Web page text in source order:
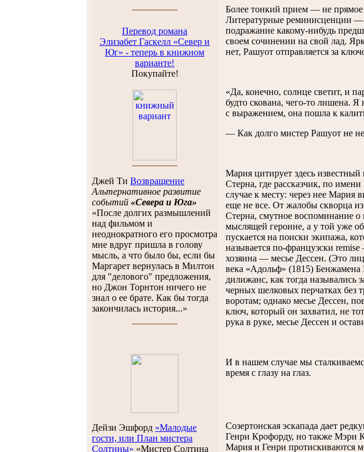
Перевод романа
Элизабет Гаскелл «Север и
Юг» - теперь в книжном
варианте!
Покупайте!
Джей Ти Возвращение
Альтернативное развитие
событий «Севера и Юга»
«После долгих размышлений
над фильмом и
неоднократного его просмотра
мне вдруг пришла в голову
мысль, а что было бы, если бы
Маргарет вернулась в Милтон
для "делового" предложения,
но Джон Торнтон ничего не
знал о ее брате. Как бы тогда
закончилась история...»
Дейзи Эшфорд «Малодые
гости, или План мистера
Солтины» «Мистер Солтина
Более тонкий прием — не прямое
Литературные реминисценции —
подражание какому-нибудь
своем сочинении на свой лад.
нет, Рашуот отправляется за
«Да, конечно, солнце светит, и
будто скована, чего-то лишена.
с выражением, она пошла к
— Как долго мистер Рашуот не
Мария цитирует здесь
Стерна, где рассказчик, по
случае к месту: через нее Мария
еще не все. От жалобы скворца
Стерна, смутное воспоминание
мыслящей героине, а у той уже
пускается на поиски экипажа,
называется по-французски
хозяина — месье Дессен. (Это
века «Адольф» (1815) Бенжамена
дилижанс, как тогда назывались
черных шелковых перчатках без
воротам; однако месье Дессен,
ключ, который он захватил, не
рука в руке, месье Дессен и
И в нашем случае мы
время с глазу на глаз.
Созертонская эскапада дает
Генри Крофорду, но также Мэри
Мария и Генри протискиваются